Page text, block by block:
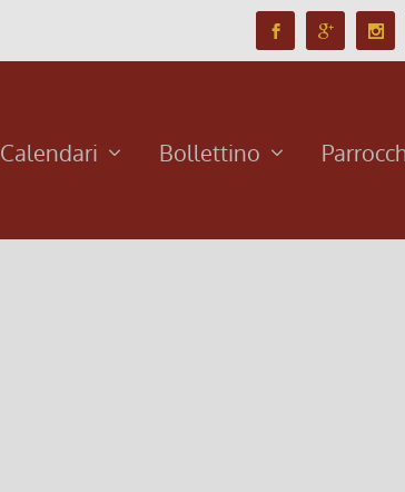
Calendari Bollettino